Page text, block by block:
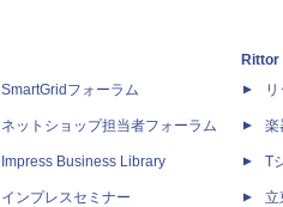
SmartGridフォーラム
ネットショップ担当者フォーラム
Impress Business Library
インプレスセミナー
Rittor
楽
T
立